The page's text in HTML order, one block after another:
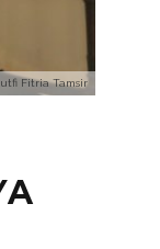
Fitria Tamsir